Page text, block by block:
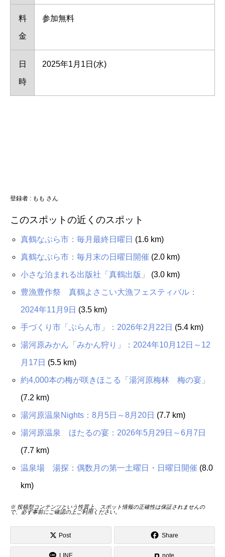
料
金
参加無料
日
時
2025年1月1日(水)
登録者 : もも さん
このスポットの近くのスポット
真鶴なぶら市：毎月最終日曜日 (1.6 km)
真鶴なぶら市：毎月末の日曜日開催 (2.0 km)
小さな泊まれる出版社「真鶴出版」 (3.0 km)
豊漁豊作祭 真鶴よさこい大漁フェスティバル：
2024年11月9日 (3.5 km)
手づくり市「ぶらん市」：2026年2月22日 (5.4 km)
湯河原みかん「みかん狩り」：2024年10月12日～12
月17日 (5.5 km)
約4,000本の梅が咲きほこる「湯河原梅林 梅の宴」
(7.2 km)
湯河原温泉Nights：8月5日～8月20日 (7.7 km)
湯河原温泉 ほたるの宴：2026年5月29日～6月7日
(7.7 km)
温泉場 湯探：偶数月の第一土曜日・日曜日開催 (8.0
km)
※ 投稿型コンテンツという性質上、スポット情報の正確性は保証されませんの
で、必ず事前にご確認の上ご利用ください。
Post Share
LINE note